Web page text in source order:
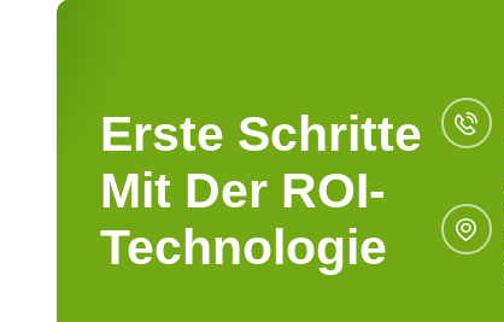
Erste Schritte
Mit Der ROI-
Technologie